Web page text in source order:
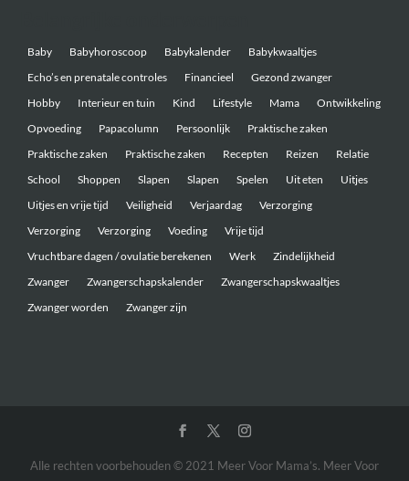
Baby Babyhoroscoop Babykalender
Babykwaaltjes
Echo’s en prenatale controles
Financieel
Gezond zwanger
Hobby
Interieur en tuin Kind Lifestyle Mama
Ontwikkeling
Opvoeding
Papacolumn Persoonlijk
Praktische zaken
Praktische zaken
Praktische zaken Recepten Reizen
Relatie
School
Shoppen Slapen Slapen Spelen Uit eten
Uitjes
Uitjes en vrije tijd
Veiligheid Verjaardag
Verzorging
Verzorging
Verzorging Voeding
Vrije tijd
Vruchtbare dagen / ovulatie berekenen
Werk
Zindelijkheid
Zwanger
Zwangerschapskalender
Zwangerschapskwaaltjes
Zwanger worden
Zwanger zijn
Alle rechten voorbehouden © 2021 Meer Voor Mama’s. Meer Voor